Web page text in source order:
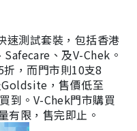
速測試套裝，包括香港
、及V-Chek。
，而門市則10支8
，售價低至
到。V-Chek門市購買
有限，售完即止。